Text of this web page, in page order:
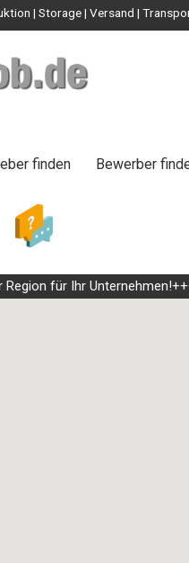
| Storage | Versand |
finden Bewerber
für Ihr Unternehmen!+++